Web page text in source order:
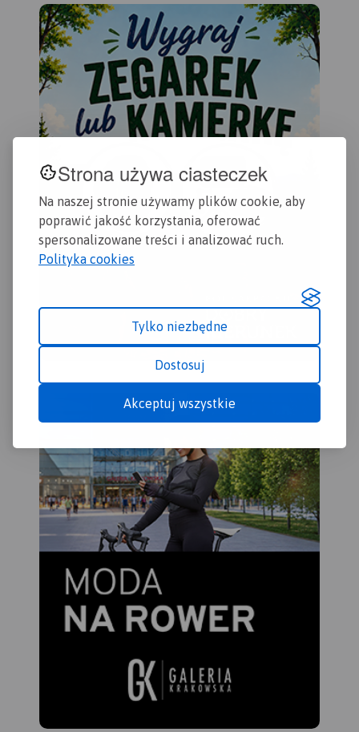
Strona używa ciasteczek
Na naszej stronie używamy plików cookie, aby
poprawić jakość korzystania, oferować
spersonalizowane treści i analizować ruch.
Polityka cookies
Tylko niezbędne
Dostosuj
Akceptuj wszystkie
kilometraż rzeki oraz obiekty
istotne dla kajakarza takie
jak miejsca niebezpieczne,
przeszkody na trasie spływu,
pola biwakowe.
Mapa jest zorientowana
zgodnie z kierunkiem
płynięcia.